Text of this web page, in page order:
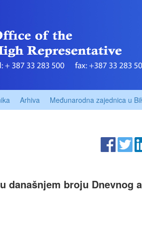
Arhiva Međunarodna zajednica u
današnjem broju Dnevnog